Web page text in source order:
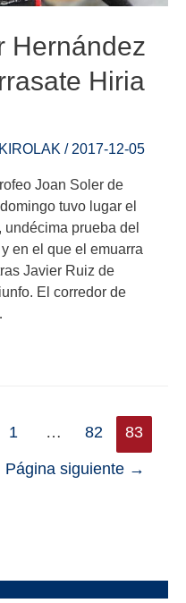
Hernández
Hiria
KIROLAK / 2017-12-05
Joan Soler de
tuvo lugar el
undécima prueba del
en el que el emuarra
Javier Ruiz de
El corredor de
1 … 82 83
Página siguiente →